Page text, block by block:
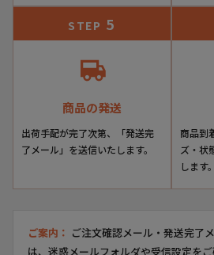
日本限定の「WALKモデル」は、遊
快適な履き心地を両立した一足。
ルが脚を美しく支えます。
足を包み込むような柔らかなフィッ
く、毎日のウォーキングやカジュア
STEP 5
商品の発送
出荷手配が完了次第、「発送完
了メール」を送信いたします。
商品到
ズ・状
します。
ご案内： ご注文確認メール・発送完了
は、迷惑メールフォルダや受信設定をご